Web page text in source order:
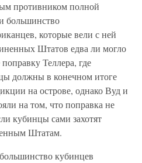
противником полной
большинство
которые вели с ней
Штатов едва ли могло
Теллера, где
должны в конечном итоге
на острове, однако Вуд и
на том, что поправка не
кубинцы сами захотят
Штатам.
кубинцев